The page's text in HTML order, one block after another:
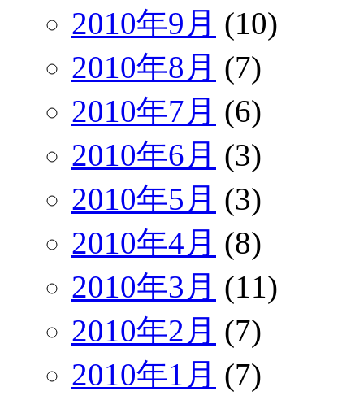
2010年9月 (10)
2010年8月 (7)
2010年7月 (6)
2010年6月 (3)
2010年5月 (3)
2010年4月 (8)
2010年3月 (11)
2010年2月 (7)
2010年1月 (7)